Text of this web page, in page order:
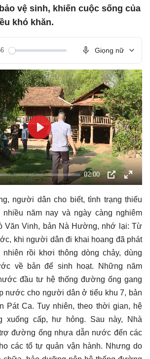
vệ sinh, khiến cuộc sống của
khó khăn.
Giọng nữ
02:00
PIP Toàn
màn
hình
Play
người dân cho biết, tình trạng thiếu
năm nay và ngày càng nghiêm
Văn Vinh, bản Nà Hường, nhớ lại: Từ
khi người dân đi khai hoang đã phát
rồi khơi thông dòng chảy, dùng
về bản để sinh hoạt. Những năm
đầu tư hệ thống đường ống gang
nước cho người dân ở tiểu khu 7, bản
Pát Ca. Tuy nhiên, theo thời gian, hệ
xuống cấp, hư hỏng. Sau này, Nhà
đường ống nhựa dẫn nước đến các
các tổ tự quản vận hành. Nhưng do